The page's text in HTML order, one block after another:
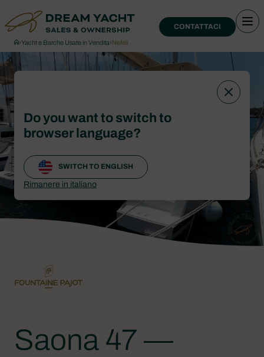
CONTATTACI
›Yacht e Barche Usate in Vendita›Nefeli
Saona 47 —
Do you want to switch to
browser language?
SWITCH TO ENGLISH
Rimanere in italiano